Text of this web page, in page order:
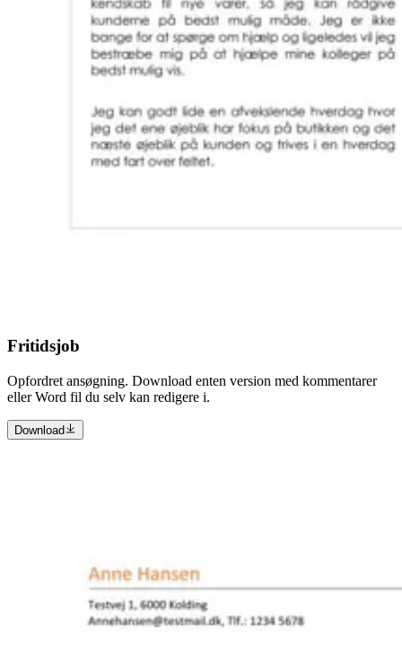
Fritidsjob
Opfordret ansøgning. Download enten version med kommentarer
eller Word fil du selv kan redigere i.
Download